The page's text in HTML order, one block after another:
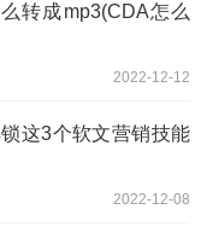
转成mp3(CDA怎么
2022-12-12
这3个软文营销技能
2022-12-08